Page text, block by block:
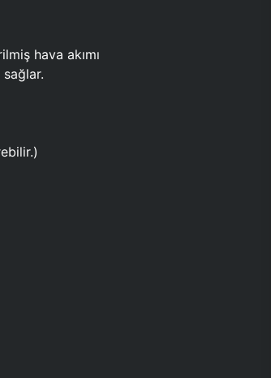
hava akımı